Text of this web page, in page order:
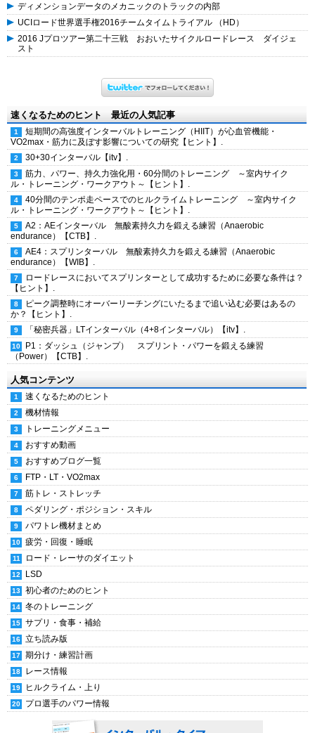
ディメンションデータのメカニックのトラックの内部
UCIロード世界選手権2016チームタイムトライアル （HD）
2016 Jプロツアー第二十三戦 おおいたサイクルロードレース ダイジェ
スト
速くなるためのヒント 最近の人気記事
短期間の高強度インターバルトレーニング（HIIT）が心血管機能・
VO2max・筋力に及ぼす影響についての研究【ヒント】.
30+30インターバル【itv】.
筋力、パワー、持久力強化用・60分間のトレーニング ～室内サイク
ル・トレーニング・ワークアウト～【ヒント】.
40分間のテンポ走ペースでのヒルクライムトレーニング ～室内サイク
ル・トレーニング・ワークアウト～【ヒント】.
A2：AEインターバル 無酸素持久力を鍛える練習（Anaerobic
endurance）【CTB】.
AE4：スプリンターバル 無酸素持久力を鍛える練習（Anaerobic
endurance）【WIB】.
ロードレースにおいてスプリンターとして成功するために必要な条件は？
【ヒント】.
ピーク調整時にオーバーリーチングにいたるまで追い込む必要はあるの
か？【ヒント】.
「秘密兵器」LTインターバル（4+8インターバル）【itv】.
P1：ダッシュ（ジャンプ） スプリント・パワーを鍛える練習
（Power）【CTB】.
人気コンテンツ
速くなるためのヒント
機材情報
トレーニングメニュー
おすすめ動画
おすすめブログ一覧
FTP・LT・VO2max
筋トレ・ストレッチ
ペダリング・ポジション・スキル
パワトレ機材まとめ
疲労・回復・睡眠
ロード・レーサのダイエット
LSD
初心者のためのヒント
冬のトレーニング
サプリ・食事・補給
立ち読み版
期分け・練習計画
レース情報
ヒルクライム・上り
プロ選手のパワー情報